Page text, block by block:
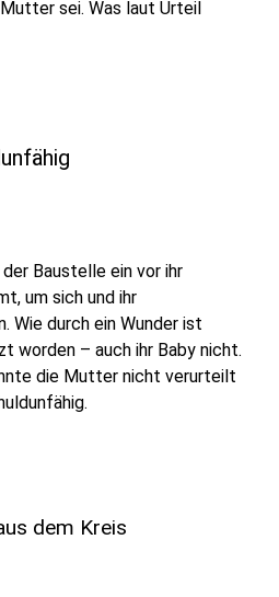
sei. Was laut Urteil
Baustelle ein vor ihr
um sich und ihr
Wie durch ein Wunder ist
worden – auch ihr Baby nicht.
die Mutter nicht verurteilt
dem Kreis